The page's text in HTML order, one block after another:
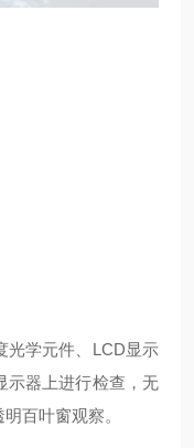
光学元件、LCD显示
示器上进行检查，无
百叶窗观察。